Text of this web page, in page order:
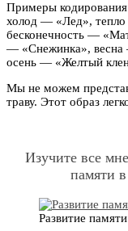
Примеры
холод — «Лед»,
бесконечность —
— «Снежинка»,
осень — «Желтый
Мы не можем
траву. Этот образ
Изучите все
памяти
Развитие